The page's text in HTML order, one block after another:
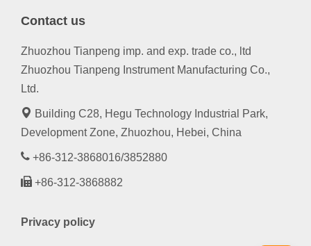
Contact us
Zhuozhou Tianpeng imp. and exp. trade co., ltd
Zhuozhou Tianpeng Instrument Manufacturing Co.,
Ltd.
Building C28, Hegu Technology Industrial Park,
Development Zone, Zhuozhou, Hebei, China
+86-312-3868016/3852880
+86-312-3868882
Privacy policy